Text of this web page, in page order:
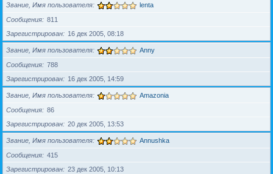
Звание, Имя пользователя lenta
Сообщения
811
Зарегистрирован
16 дек 2005, 08:18
Звание, Имя пользователя Anny
Сообщения
788
Зарегистрирован
16 дек 2005, 14:59
Звание, Имя пользователя Amazonia
Сообщения
86
Зарегистрирован
20 дек 2005, 13:53
Звание, Имя пользователя Annushka
Сообщения
415
Зарегистрирован
23 дек 2005, 10:13